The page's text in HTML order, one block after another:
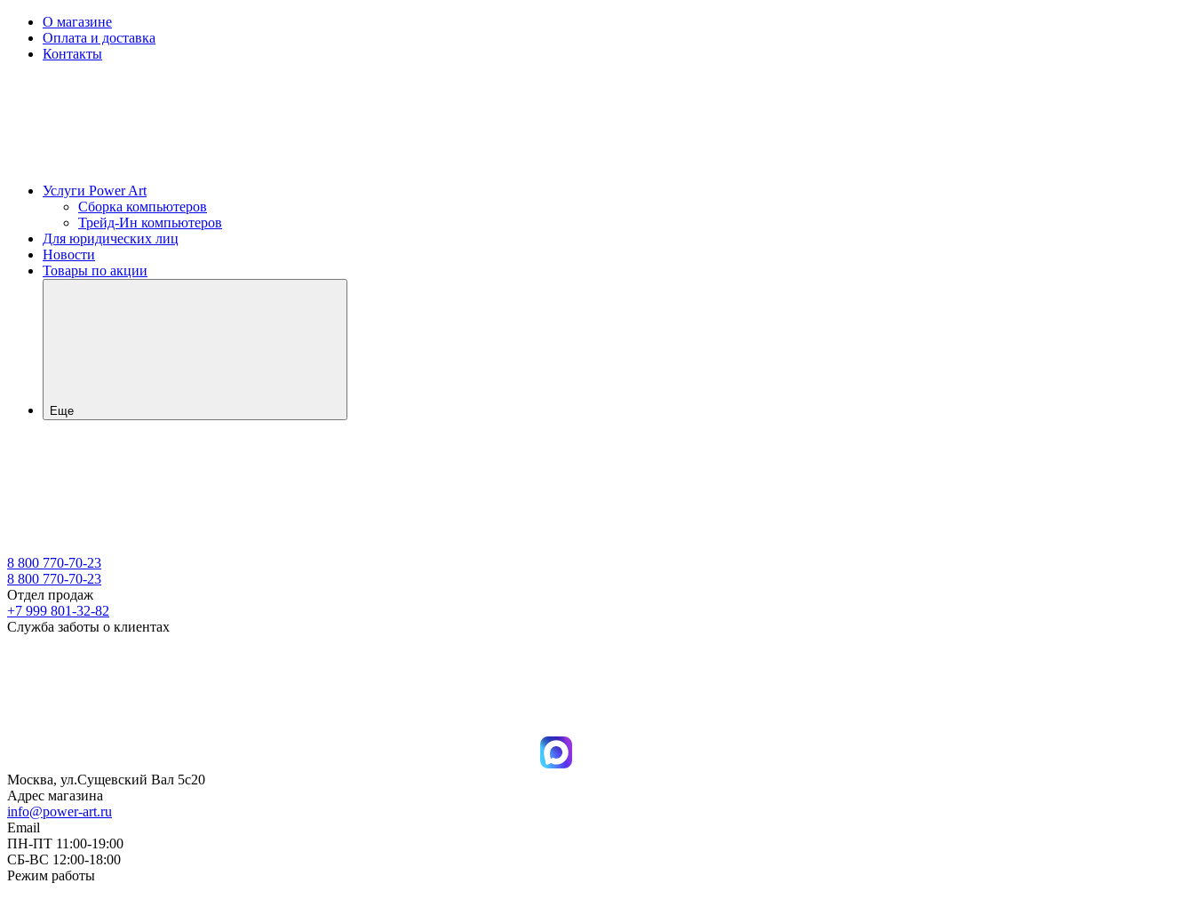
О магазине
Оплата и доставка
Контакты
Услуги Power Art
Сборка компьютеров
Трейд-Ин компьютеров
Для юридических лиц
Новости
Товары по акции
Еще
8 800 770-70-23
8 800 770-70-23
Отдел продаж
+7 999 801-32-82
Служба заботы о клиентах
Москва, ул.Сущевский Вал 5с20
Адрес магазина
info@power-art.ru
Email
ПН-ПТ 11:00-19:00
СБ-ВС 12:00-18:00
Режим работы